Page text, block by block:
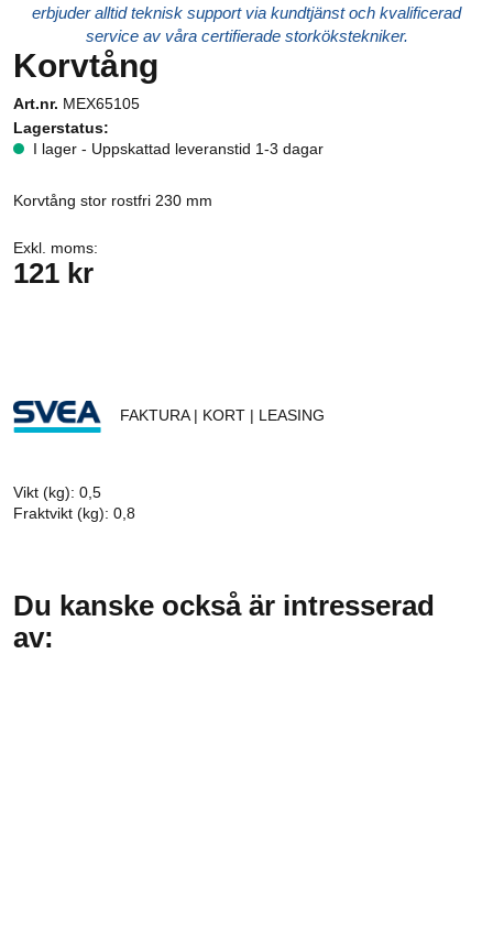
erbjuder alltid teknisk support via kundtjänst och kvalificerad
service av våra certifierade storkökstekniker.
Korvtång
Art.nr. MEX65105
Lagerstatus:
I lager - Uppskattad leveranstid 1-3 dagar
Korvtång stor rostfri 230 mm
Exkl. moms:
121 kr
FAKTURA | KORT | LEASING
Vikt (kg): 0,5
Fraktvikt (kg): 0,8
Du kanske också är intresserad
av: